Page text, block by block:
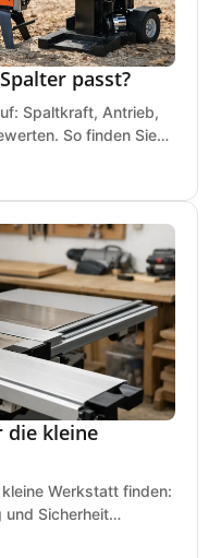
passt?
Spaltkraft, Antrieb,
So finden Sie
die kleine
Werkstatt finden:
und Sicherheit